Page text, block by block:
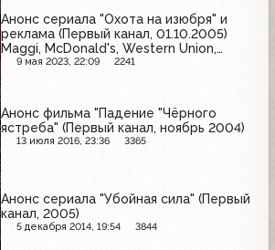
Анонс сериала "Охота на изюбря" и
реклама (Первый канал, 01.10.2005)
Maggi, McDonald's, Western Union,
Coca-Cola, Kitekat, Old Spice, Samsung,
9 мая 2023, 22:09 2241
Анонс фильма "Падение "Чёрного
ястреба" (Первый канал, ноябрь 2004)
13 июля 2016, 23:36 3365
Анонс сериала "Убойная сила" (Первый
канал, 2005)
5 декабря 2014, 19:54 3844